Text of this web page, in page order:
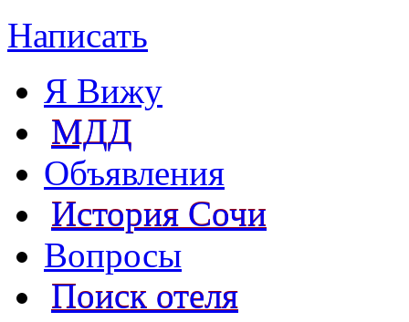
Написать
Я Вижу
МДД
Объявления
История Сочи
Вопросы
Поиск отеля